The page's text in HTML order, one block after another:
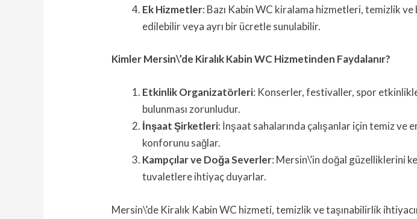
Ek Hizmetler: Bazı Kabin WC kiralama hizmetleri, temizlik
edilebilir veya ayrı bir ücretle sunulabilir.
Kimler Mersin\’de Kiralık Kabin WC Hizmetinden Faydalanır?
Etkinlik Organizatörleri: Konserler, festivaller, spor
bulunması zorunludur.
İnşaat Şirketleri: İnşaat sahalarında çalışanlar için temiz ve
konforunu sağlar.
Kampçılar ve Doğa Severler: Mersin\’in doğal güzelliklerini
tuvaletlere ihtiyaç duyarlar.
Mersin\’de Kiralık Kabin WC hizmeti, temizlik ve taşınabilirlik